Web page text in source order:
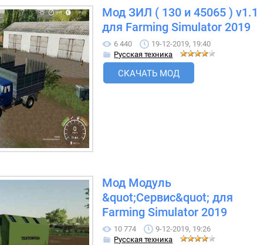
Мод ЗИЛ ( 130 и 45065 ) v1.1
для Farming Simulator 2019
6 440
19-12-2019, 19:40
Русская техника
СКАЧАТЬ МОД
Мод Модуль
&quot;Сервис&quot; для
Farming Simulator 2019
10 774
9-12-2019, 19:26
Русская техника